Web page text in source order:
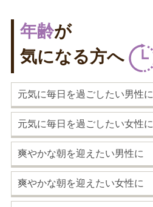
年齢が
気になる方へ
元気に毎日を過ごしたい男性に
元気に毎日を過ごしたい女性に
爽やかな朝を迎えたい男性に
爽やかな朝を迎えたい女性に